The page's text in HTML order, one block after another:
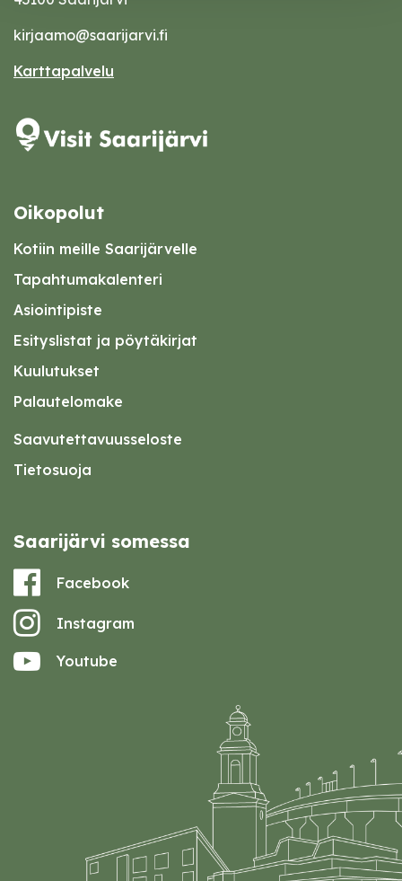
kirjaamo@saarijarvi.fi
Karttapalvelu
Oikopolut
Kotiin meille Saarijärvelle
Tapahtumakalenteri
Asiointipiste
Esityslistat ja pöytäkirjat
Kuulutukset
Palautelomake
Saavutettavuusseloste
Tietosuoja
Saarijärvi somessa
Facebook
Instagram
Youtube